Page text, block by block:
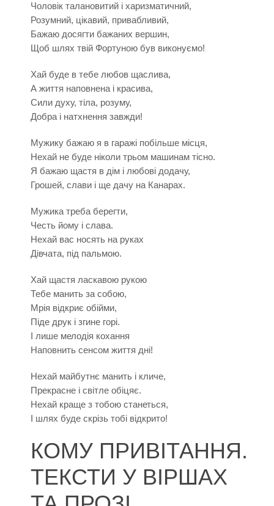
Чоловік талановитий і харизматичний,
Розумний, цікавий, привабливий,
Бажаю досягти бажаних вершин,
Щоб шлях твій Фортуною був виконуємо!
Хай буде в тебе любов щаслива,
А життя наповнена і красива,
Сили духу, тіла, розуму,
Добра і натхнення завжди!
Мужику бажаю я в гаражі побільше місця,
Нехай не буде ніколи трьом машинам тісно.
Я бажаю щастя в дім і любові додачу,
Грошей, слави і ще дачу на Канарах.
Мужика треба берегти,
Честь йому і слава.
Нехай вас носять на руках
Дівчата, під пальмою.
Хай щастя ласкавою рукою
Тебе манить за собою,
Мрія відкриє обійми,
Піде друк і згине горі.
І лише мелодія кохання
Наповнить сенсом життя дні!
Нехай майбутнє манить і кличе,
Прекрасне і світле обіцяє.
Нехай краще з тобою станеться,
І шлях буде скрізь тобі відкрито!
КОМУ ПРИВІТАННЯ.
ТЕКСТИ У ВІРШАХ